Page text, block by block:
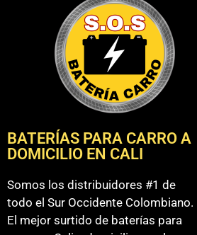
BATERÍAS PARA CARRO A
DOMICILIO EN CALI
Somos los distribuidores #1 de
todo el Sur Occidente Colombiano.
El mejor surtido de baterías para